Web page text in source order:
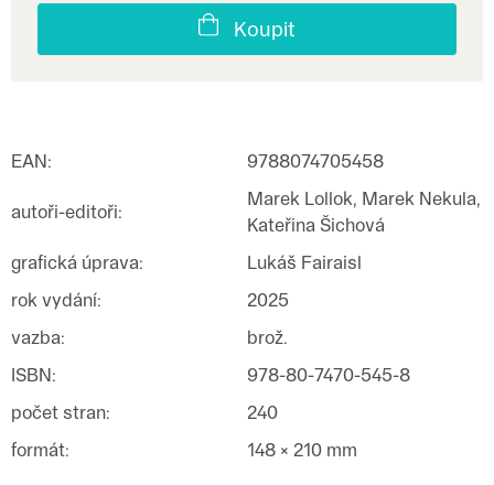
Koupit
EAN: 9788074705458
autoři-editoři:
Marek Lollok, Marek Nekula,
Kateřina Šichová
grafická úprava:
Lukáš Fairaisl
rok vydání:
2025
vazba:
brož.
ISBN:
978-80-7470-545-8
počet stran:
240
formát: 148 × 210 mm